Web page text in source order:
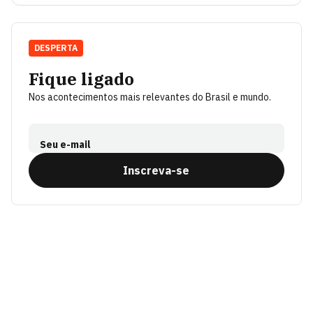
Fique ligado
Nos acontecimentos mais relevantes do Brasil e mundo.
Seu e-mail
Inscreva-se
DESPERTA